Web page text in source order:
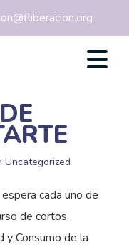
Uncategorized
cada uno de
de cortos,
y Consumo de la